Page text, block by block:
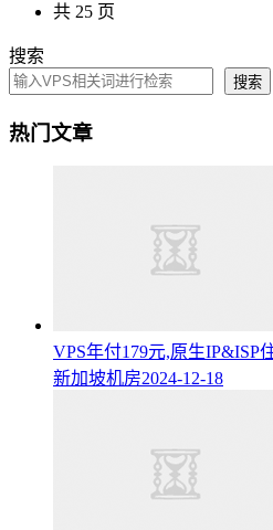
共 25 页
搜索
搜索
热门文章
VPS年付179元,原生IP&ISP
新加坡机房2024-12-18